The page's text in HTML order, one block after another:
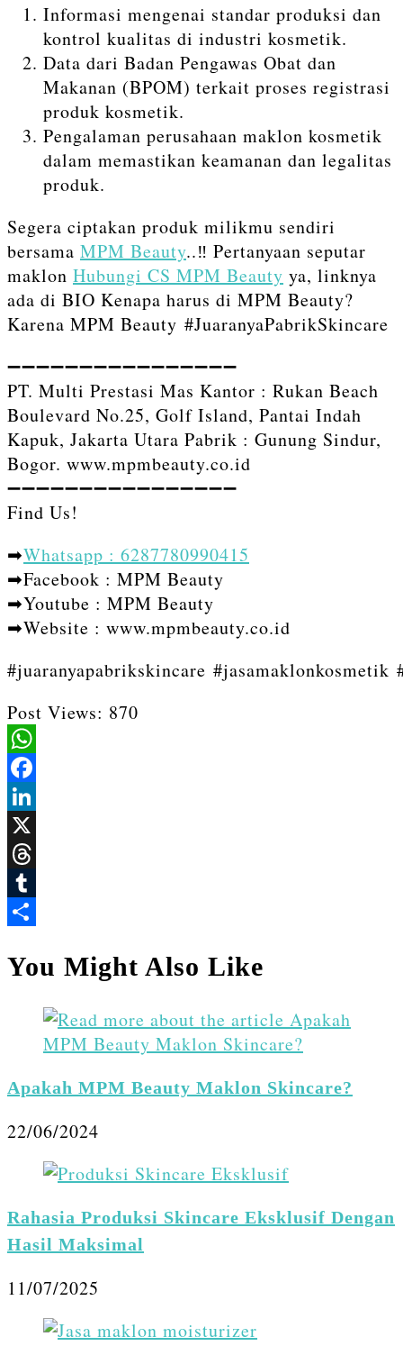
Informasi mengenai standar produksi dan
kontrol kualitas di industri kosmetik.
Data dari Badan Pengawas Obat dan
Makanan (BPOM) terkait proses registrasi
produk kosmetik.
Pengalaman perusahaan maklon kosmetik
dalam memastikan keamanan dan legalitas
produk.
Segera ciptakan produk milikmu sendiri
bersama MPM Beauty..‼️ Pertanyaan seputar
maklon Hubungi CS MPM Beauty ya, linknya
ada di BIO Kenapa harus di MPM Beauty?
Karena MPM Beauty #JuaranyaPabrikSkincare
➖➖➖➖➖➖➖➖➖➖➖➖➖➖➖➖⁣⁣
PT. Multi Prestasi Mas Kantor : Rukan Beach
Boulevard No.25, Golf Island, Pantai Indah
Kapuk, Jakarta Utara Pabrik : Gunung Sindur,
Bogor. www.mpmbeauty.co.id
➖➖➖➖➖➖➖➖➖➖➖➖➖➖➖➖⁣⁣⁣
Find Us!⁣⁣⁣
➡Whatsapp : 6287780990415
➡Facebook : MPM Beauty
➡Youtube : MPM Beauty
➡Website : www.mpmbeauty.co.id
#juaranyapabrikskincare
Post Views: 870
WhatsApp
Facebook
LinkedIn
X
Threads
Tumblr
You Might Also Like
Apakah MPM Beauty Maklon Skincare?
22/06/2024
Rahasia Produksi Skincare Eksklusif Dengan
Hasil Maksimal
11/07/2025